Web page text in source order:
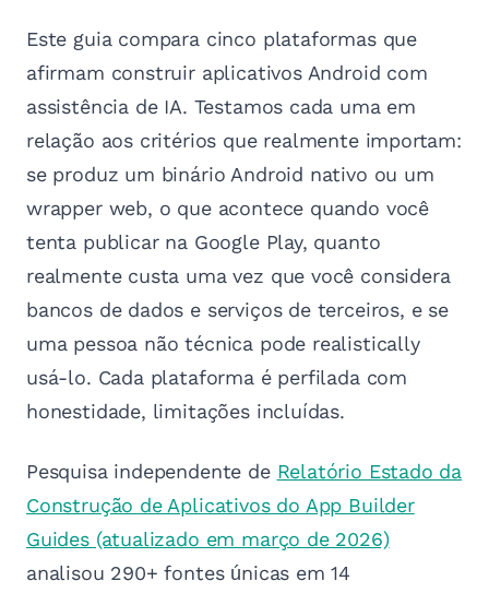
Este guia compara cinco plataformas que
afirmam construir aplicativos Android com
assistência de IA. Testamos cada uma em
relação aos critérios que realmente importam:
se produz um binário Android nativo ou um
wrapper web, o que acontece quando você
tenta publicar na Google Play, quanto
realmente custa uma vez que você considera
bancos de dados e serviços de terceiros, e se
uma pessoa não técnica pode realistically
usá-lo. Cada plataforma é perfilada com
honestidade, limitações incluídas.
Pesquisa independente de Relatório Estado da
Construção de Aplicativos do App Builder
Guides (atualizado em março de 2026)
analisou 290+ fontes únicas em 14